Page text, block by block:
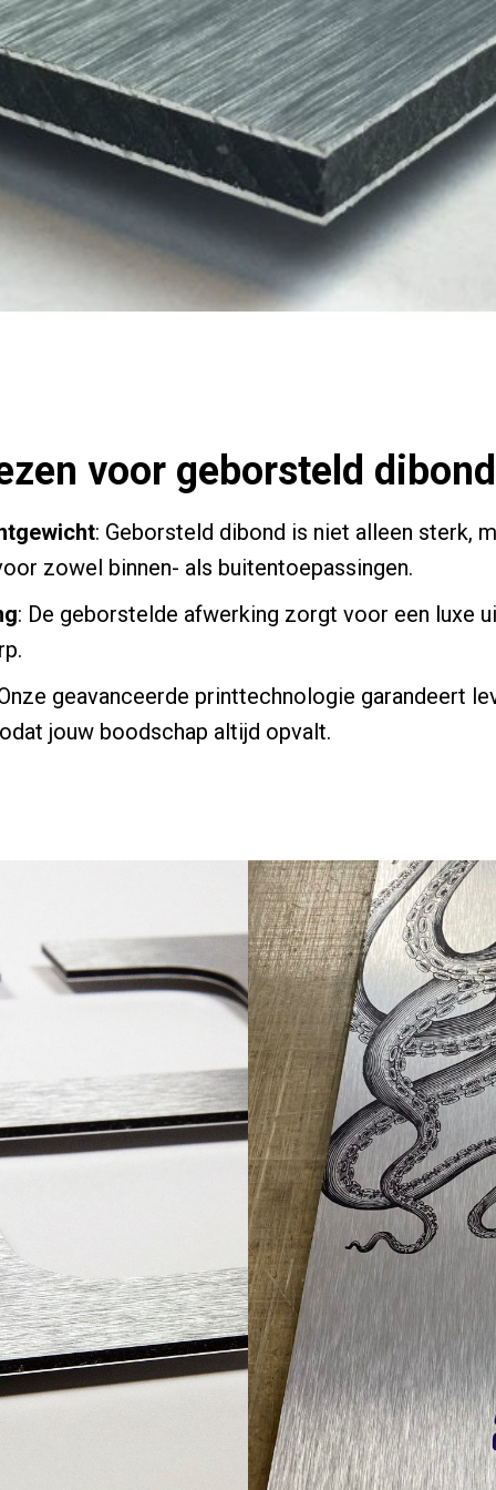
voor geborsteld
: Geborsteld dibond is niet alleen sterk,
zowel binnen- als buitentoepassingen.
: De geborstelde afwerking zorgt voor een luxe
geavanceerde printtechnologie garandeert
jouw boodschap altijd opvalt.